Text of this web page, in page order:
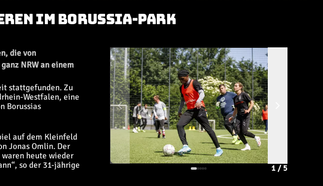
IM BORUSSIA-PARK
die von
NRW an einem
stattgefunden. Zu
Westfalen, eine
Borussias
auf dem Kleinfeld
Jonas Omlin. Der
waren heute wieder
so der 31-jährige
1 / 5